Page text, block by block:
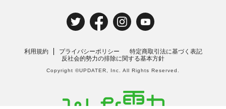
2019年
電気工事のお申込み
利用規約 プライバシーポリシー
特定商取引法に基づく表記
反社会的勢力の排除に関する基本方針
Copyright ©UPDATER, Inc. All Rights Reserved.